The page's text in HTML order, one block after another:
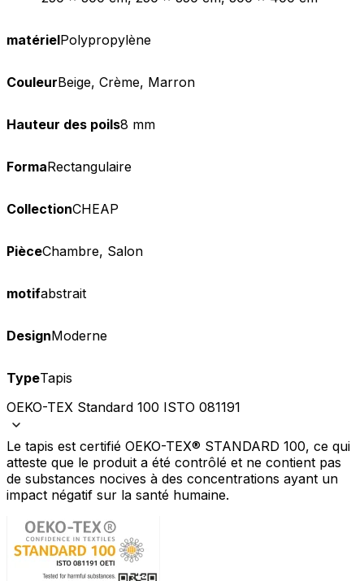
matérielPolypropylène
CouleurBeige, Crème, Marron
Hauteur des poils8 mm
FormaRectangulaire
CollectionCHEAP
PièceChambre, Salon
motifabstrait
DesignModerne
TypeTapis
OEKO-TEX Standard 100 ISTO 081191
Le tapis est certifié OEKO-TEX® STANDARD 100, ce qui
atteste que le produit a été contrôlé et ne contient pas
de substances nocives à des concentrations ayant un
impact négatif sur la santé humaine.